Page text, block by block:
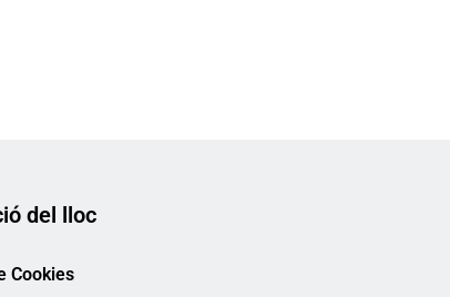
del lloc
Cookies